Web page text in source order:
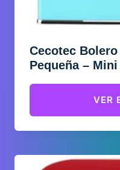
Cecotec
Pequeña –
VER